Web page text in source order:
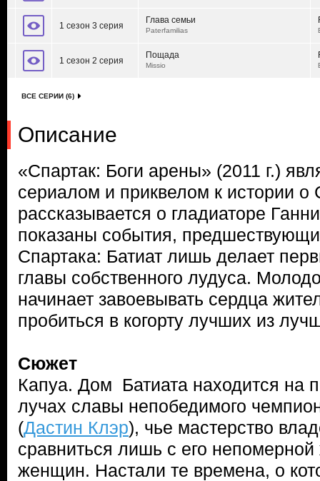
1 сезон 3 серия
Глава семьи
Paterfamilias
1 сезон 2 серия
Пощада
Missio
ВСЕ СЕРИИ (6)
Описание
«Спартак: Боги арены» (2011 г.)
сериалом и приквелом к истории о
рассказывается о гладиаторе
показаны события,
Спартака: Батиат лишь делает
главы собственного лудуса.
начинает завоевывать сердца
пробиться в когорту лучших из
Сюжет
Капуа. Дом Батиата находится на
лучах славы непобедимого
(Дастин Клэр), чье мастерство
сравниться лишь с его
женщин. Настали те времена, о